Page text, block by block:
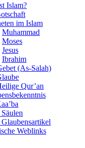
Islam?
im Islam
Muhammad
Moses
Jesus
Ibrahim
(As-Salah)
Qur’an
Weblinks